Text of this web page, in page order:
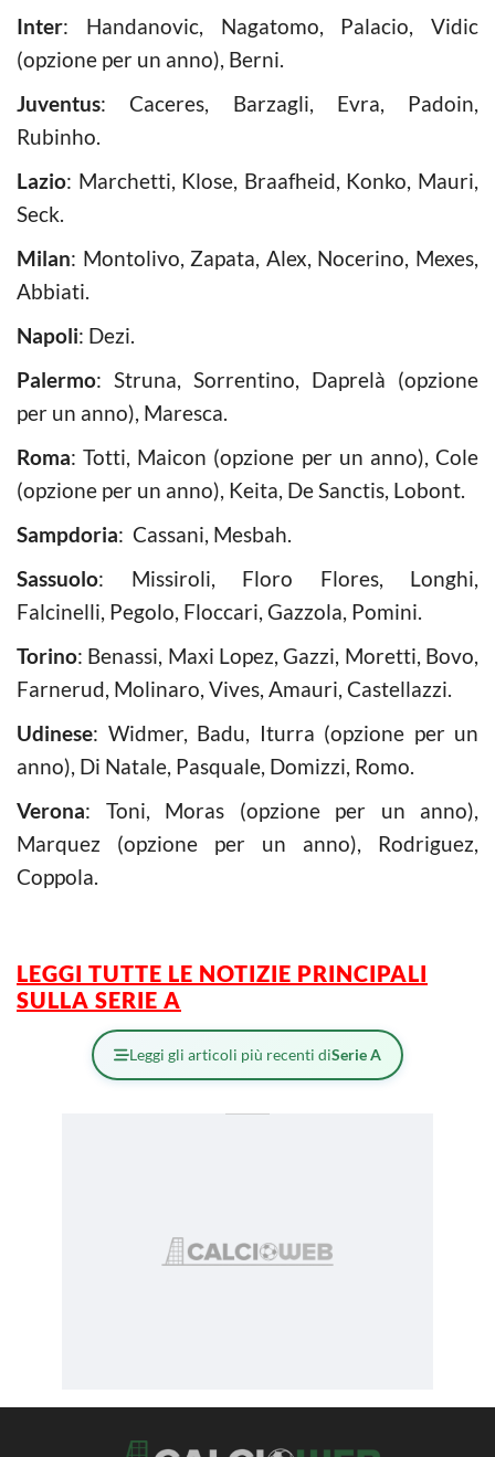
Inter: Handanovic, Nagatomo, Palacio, Vidic
(opzione per un anno), Berni.
Juventus: Caceres, Barzagli, Evra, Padoin,
Rubinho.
Lazio: Marchetti, Klose, Braafheid, Konko, Mauri,
Seck.
Milan: Montolivo, Zapata, Alex, Nocerino, Mexes,
Abbiati.
Napoli: Dezi.
Palermo: Struna, Sorrentino, Daprelà (opzione
per un anno), Maresca.
Roma: Totti, Maicon (opzione per un anno), Cole
(opzione per un anno), Keita, De Sanctis, Lobont.
Sampdoria: Cassani, Mesbah.
Sassuolo: Missiroli, Floro Flores, Longhi,
Falcinelli, Pegolo, Floccari, Gazzola, Pomini.
Torino: Benassi, Maxi Lopez, Gazzi, Moretti, Bovo,
Farnerud, Molinaro, Vives, Amauri, Castellazzi.
Udinese: Widmer, Badu, Iturra (opzione per un
anno), Di Natale, Pasquale, Domizzi, Romo.
Verona: Toni, Moras (opzione per un anno),
Marquez (opzione per un anno), Rodriguez,
Coppola.
LEGGI TUTTE LE NOTIZIE PRINCIPALI
SULLA SERIE A
Leggi gli articoli più recenti diSerie A